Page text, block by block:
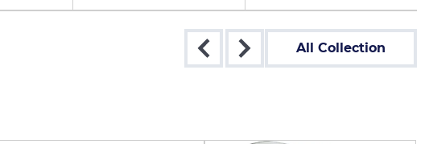
All Collection